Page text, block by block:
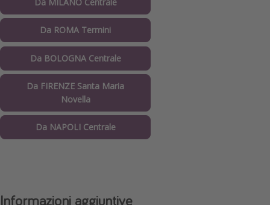
Da ROMA Termini
Da BOLOGNA Centrale
Da FIRENZE Santa Maria
Novella
Da NAPOLI Centrale
Informazioni aggiuntive